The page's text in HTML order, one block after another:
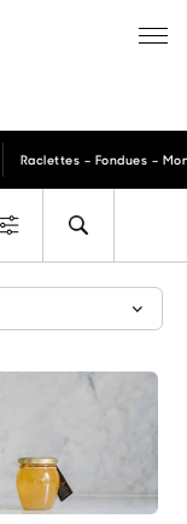
Raclettes – Fondues –